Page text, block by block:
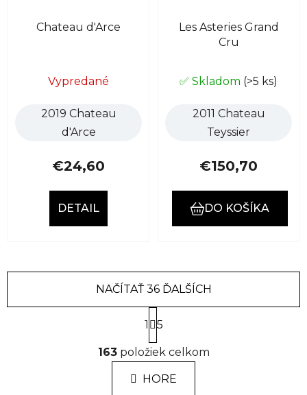
Chateau d'Arce
Vypredané
2019 Chateau
d'Arce
€24,60
DETAIL
Les Asteries Grand
Cru
✅ Skladom (>5 ks)
2011 Chateau
Teyssier
€150,70
DO KOŠÍKA
O
v
l
á
NAČÍTAŤ 36 ĎALŠÍCH
S
t
r
á
n
k
1 5
163položiek celkom
HORE